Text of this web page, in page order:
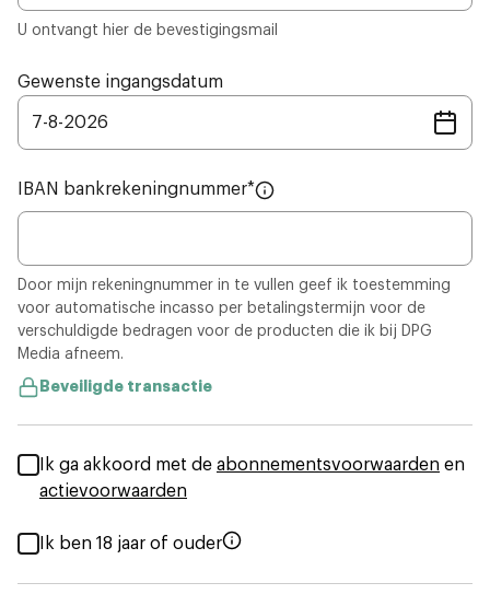
U ontvangt hier de bevestigingsmail
Gewenste ingangsdatum
7-8-2026
IBAN bankrekeningnummer*
Door mijn rekeningnummer in te vullen geef ik toestemming
voor automatische incasso per betalingstermijn voor de
verschuldigde bedragen voor de producten die ik bij DPG
Media afneem.
Beveiligde transactie
Ik ga akkoord met de abonnementsvoorwaarden en
actievoorwaarden
Ik ben 18 jaar of ouder